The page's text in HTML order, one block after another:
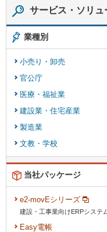
サービス・ソリ
業種別
小売り・卸売
官公庁
医療・福祉業
建設業・住宅産業
製造業
文教・学校
当社パッケージ
e2-movEシリーズ
建設・工事業向けERPシステ
Easy電帳